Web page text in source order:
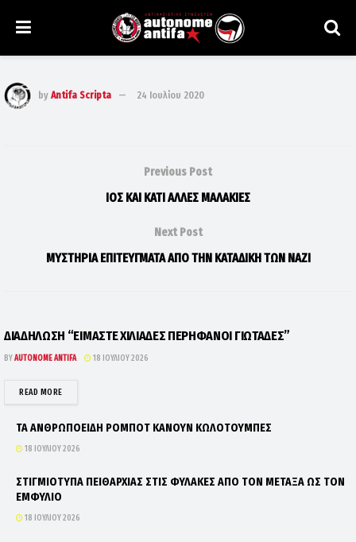
by Antifa Scripta 24 Ιουλίου 2020
Previous Post
ΙΟΣ ΚΑΙ ΚΑΤΙ ΑΛΛΕΣ ΜΑΛΑΚΙΕΣ
Next Post
ΜΥΣΤΗΡΙΑ ΕΠΙΤΕΥΓΜΑΤΑ ΑΠΟ ΤΗΝ ΚΑΤΑΔΙΚΗ ΤΩΝ ΝΑΖΙ
ΔΙΑΔΗΛΩΣΗ “ΕΙΜΑΣΤΕ ΧΙΛΙΑΔΕΣ ΠΕΡΗΦΑΝΟΙ ΓΙΩΤΑΔΕΣ”
BYAUTONOME ANTIFA 18 ΙΟΥΛΊΟΥ 2026
READ MOREDETAILS
ΤΑ ΑΝΘΡΩΠΟΕΙΔΗ ΡΟΜΠΟΤ ΚΑΝΟΥΝ ΚΩΛΟΤΟΥΜΠΕΣ
18 ΙΟΥΛΊΟΥ 2026
ΣΤΙΓΜΙΟΤΥΠΑ ΠΕΙΘΑΡΧΙΑΣ ΣΤΙΣ ΦΥΛΑΚΕΣ ΑΠΟ ΤΟΝ ΜΕΤΑΞΑ ΩΣ ΤΟΝ
ΕΜΦΥΛΙΟ
18 ΙΟΥΛΊΟΥ 2026